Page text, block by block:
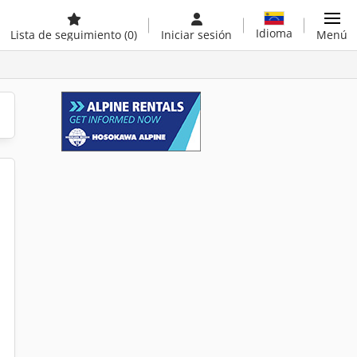
Lista de seguimiento (0) Iniciar sesión Idioma Menú